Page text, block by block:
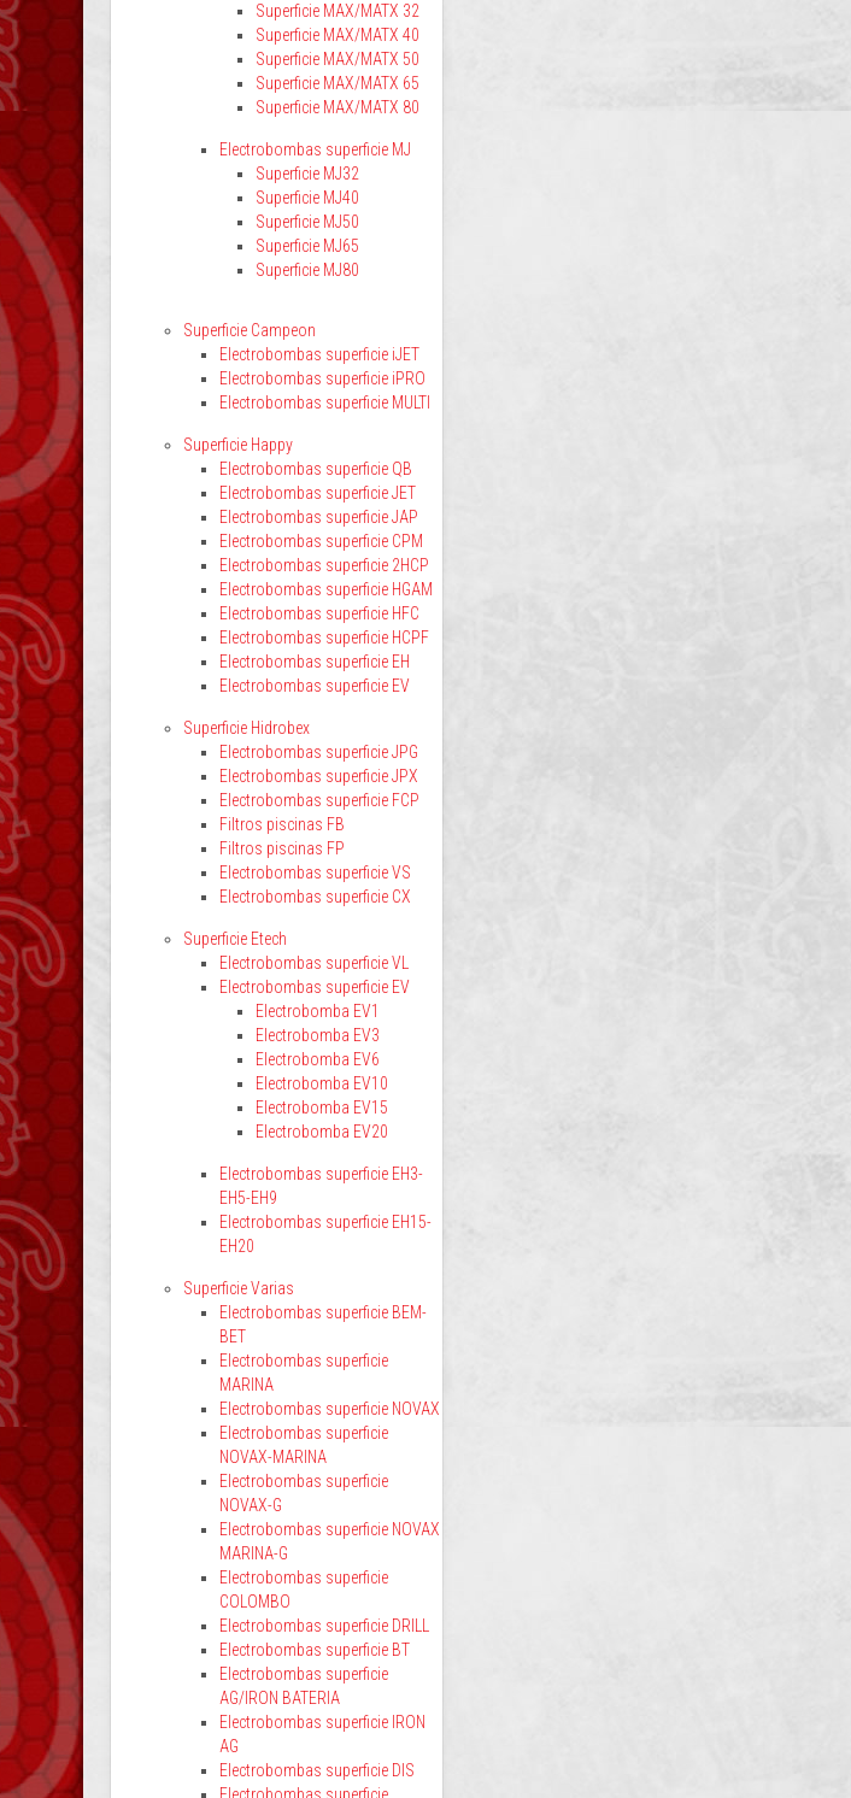
Superficie MAX/MATX 32
Superficie MAX/MATX 40
Superficie MAX/MATX 50
Superficie MAX/MATX 65
Superficie MAX/MATX 80
Electrobombas superficie MJ
Superficie MJ32
Superficie MJ40
Superficie MJ50
Superficie MJ65
Superficie MJ80
Superficie Campeon
Electrobombas superficie iJET
Electrobombas superficie iPRO
Electrobombas superficie MULTI
Superficie Happy
Electrobombas superficie QB
Electrobombas superficie JET
Electrobombas superficie JAP
Electrobombas superficie CPM
Electrobombas superficie 2HCP
Electrobombas superficie HGAM
Electrobombas superficie HFC
Electrobombas superficie HCPF
Electrobombas superficie EH
Electrobombas superficie EV
Superficie Hidrobex
Electrobombas superficie JPG
Electrobombas superficie JPX
Electrobombas superficie FCP
Filtros piscinas FB
Filtros piscinas FP
Electrobombas superficie VS
Electrobombas superficie CX
Superficie Etech
Electrobombas superficie VL
Electrobombas superficie EV
Electrobomba EV1
Electrobomba EV3
Electrobomba EV6
Electrobomba EV10
Electrobomba EV15
Electrobomba EV20
Electrobombas superficie EH3-
EH5-EH9
Electrobombas superficie EH15-
EH20
Superficie Varias
Electrobombas superficie BEM-
BET
Electrobombas superficie
MARINA
Electrobombas superficie NOVAX
Electrobombas superficie
NOVAX-MARINA
Electrobombas superficie
NOVAX-G
Electrobombas superficie NOVAX
MARINA-G
Electrobombas superficie
COLOMBO
Electrobombas superficie DRILL
Electrobombas superficie BT
Electrobombas superficie
AG/IRON BATERIA
Electrobombas superficie IRON
AG
Electrobombas superficie DIS